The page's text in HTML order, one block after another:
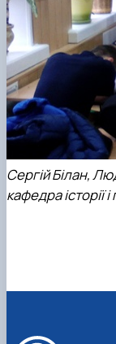
Сергій Білан,
кафедра історії і